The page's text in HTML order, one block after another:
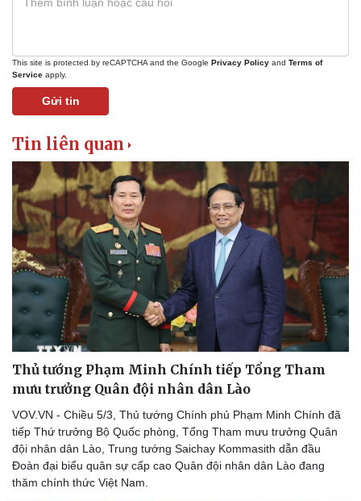
Pháp luật
Vụ án
Tư vấn luật
Quân sự - Quốc phòng
This site is protected by reCAPTCHA and the Google Privacy Policy and Terms of
Service apply.
Gửi tin
Tin liên quan
Thủ tướng Phạm Minh Chính tiếp Tổng Tham
mưu trưởng Quân đội nhân dân Lào
VOV.VN - Chiều 5/3, Thủ tướng Chính phủ Phạm Minh Chính đã
tiếp Thứ trưởng Bộ Quốc phòng, Tổng Tham mưu trưởng Quân
đội nhân dân Lào, Trung tướng Saichay Kommasith dẫn đầu
Đoàn đại biểu quân sự cấp cao Quân đội nhân dân Lào đang
thăm chính thức Việt Nam.